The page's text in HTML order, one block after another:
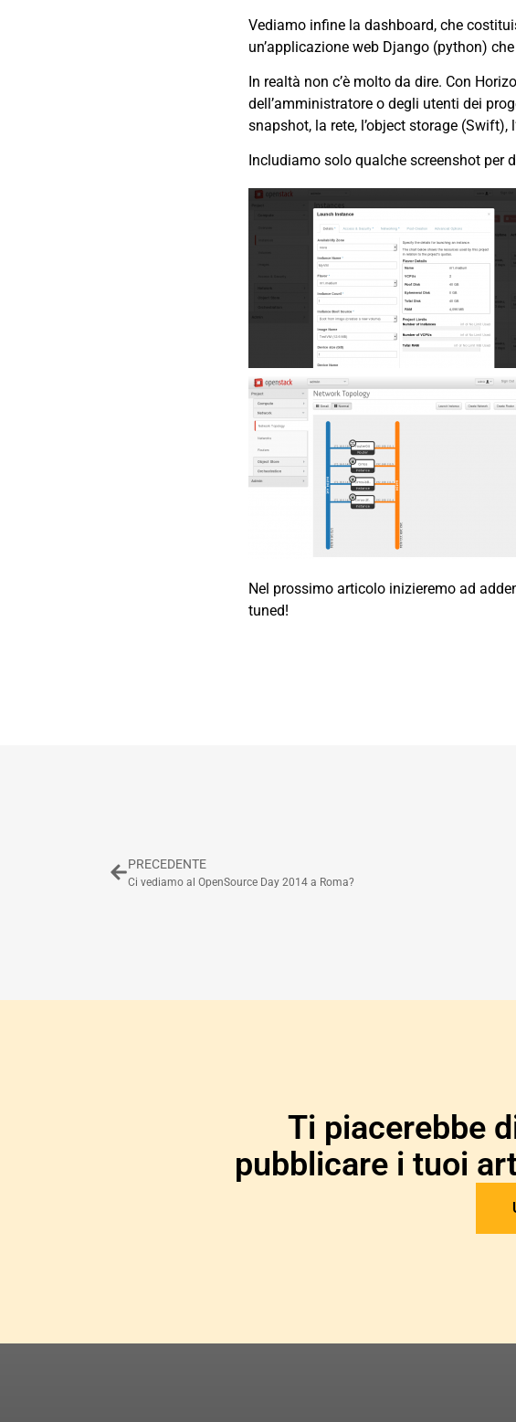
Vediamo infine la dashboard, che
un’applicazione web Django (python)
In realtà non c’è molto da dire. Con
dell’amministratore o degli utenti dei
snapshot, la rete, l’object storage
Includiamo solo qualche screenshot per
Nel prossimo articolo inizieremo ad
tuned!
PRECEDENTE
Ci vediamo al OpenSource Day 2014 a Roma?
Ti piacerebbe
pubblicare i tuoi